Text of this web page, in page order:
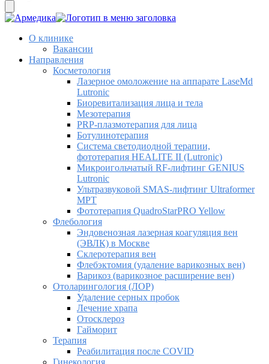
О клинике
Вакансии
Направления
Косметология
Лазерное омоложение на аппарате LaseMd
Lutronic
Биоревитализация лица и тела
Мезотерапия
PRP-плазмотерапия для лица
Ботулинотерапия
Система светодиодной терапии,
фототерапия HEALITE II (Lutronic)
Микроигольчатый RF-лифтинг GENIUS
Lutronic
Ультразвуковой SMAS-лифтинг Ultraformer
MPT
Фототерапия QuadroStarPRO Yellow
Флебология
Эндовенозная лазерная коагуляция вен
(ЭВЛК) в Москве
Склеротерапия вен
Флебэктомия (удаление варикозных вен)
Варикоз (варикозное расширение вен)
Отоларингология (ЛОР)
Удаление серных пробок
Лечение храпа
Отосклероз
Гайморит
Терапия
Реабилитация после COVID
Гинекология